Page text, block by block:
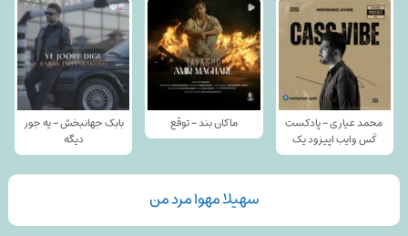
محمد عیاری - پادکست
کَس وایب اپیزود یک
ماکان بند - توقع
بابک جهانبخش - یه جور
دیگه
سهیلا مهوا مرد من